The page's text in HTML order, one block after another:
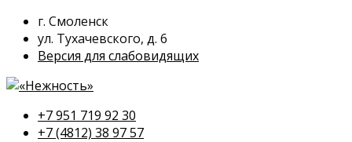
г. Смоленск
ул. Тухачевского, д. 6
Версия для слабовидящих
+7 951 719 92 30
+7 (4812) 38 97 57